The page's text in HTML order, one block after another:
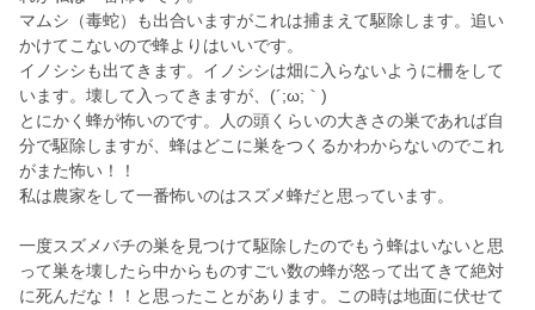
マムシ（毒蛇）も出合いますがこれは捕まえて駆除します。追い
かけてこないので蜂よりはいいです。
イノシシも出てきます。イノシシは畑に入らないように柵をして
います。壊して入ってきますが、(´;ω;｀)
とにかく蜂が怖いのです。人の頭くらいの大きさの巣であれば自
分で駆除しますが、蜂はどこに巣をつくるかわからないのでこれ
がまた怖い！！
私は農家をして一番怖いのはスズメ蜂だと思っています。
一度スズメバチの巣を見つけて駆除したのでもう蜂はいないと思
って巣を壊したら中からものすごい数の蜂が怒って出てきて絶対
に死んだな！！と思ったことがあります。この時は地面に伏せて